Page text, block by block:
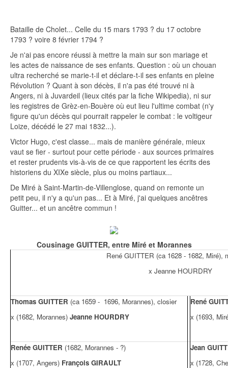
Bataille de Cholet... Celle du 15 mars 1793 ? du 17 octobre
1793 ? voire 8 février 1794 ?
Je n'ai pas encore réussi à mettre la main sur son mariage et
les actes de naissance de ses enfants. Question : où un chouan
ultra recherché se marie-t-il et déclare-t-il ses enfants en pleine
Révolution ? Quant à son décès, il n'a pas été trouvé ni à
Angers, ni à Juvardeil (lieux cités par la fiche Wikipedia), ni sur
les registres de Grèz-en-Bouère où eut lieu l'ultime combat (n'y
figure qu'un décès qui pourrait rappeler le combat : le voltigeur
Loize, décédé le 27 mai 1832...).
Victor Hugo, c'est classe... mais de manière générale, mieux
vaut se fier - surtout pour cette période - aux sources primaires
et rester prudents vis-à-vis de ce que rapportent les écrits des
historiens du XIXe siècle, plus ou moins partiaux...
De Miré à Saint-Martin-de-Villenglose, quand on remonte un
petit peu, il n'y a qu'un pas... Et à Miré, j'ai quelques ancêtres
Guitter... et un ancêtre commun !
Cousinage GUITTER, entre Miré et Morannes
René GUITTER (ca 1628 - 1682, Miré),
x Jeanne HOURDRY
Thomas GUITTER (ca 1659 - 1696, Morannes), closier
x (1682, Morannes) Jeanne HOURDRY
René
x (1693,
Renée GUITTER (1682, Morannes - ?)
x (1707, Angers) François GIRAULT
Jean
x (1728,